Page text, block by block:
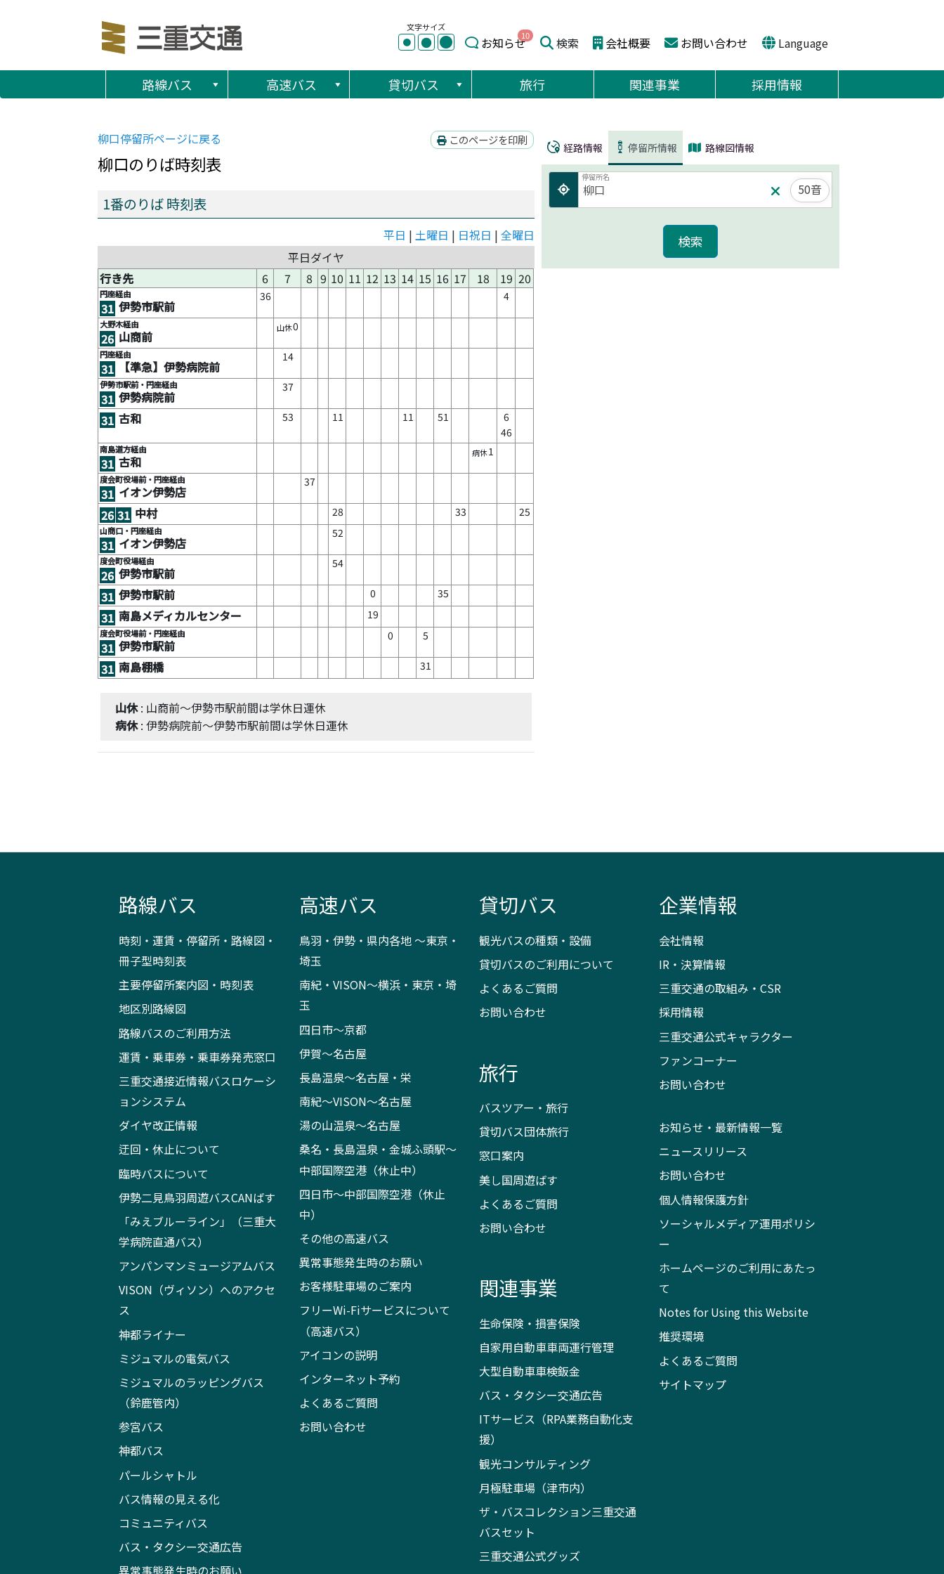
文字サイズ
● ● ● お知らせ10 検索 会社概要 お問い合わせ Language
路線バス 高速バス 貸切バス 旅行 関連事業 採用情報
このページを印刷
柳口停留所ページに戻る
柳口のりば時刻表
1番のりば 時刻表
平日 | 土曜日 | 日祝日 | 全曜日
平日ダイヤ
行き先
6 7 8 9 10 11 12 13 14 15 16 17 18 19 20
円座経由
31 伊勢市駅前
36 4
大野木経由
26 山商前
山休0
円座経由
31 【準急】伊勢病院前
14
伊勢市駅前・円座経由
31 伊勢病院前
37
31 古和 53 11 11 51
6
46
南島道方経由
31 古和
病休1
度会町役場前・円座経由
31 イオン伊勢店
37
26 31 中村 28 33 25
山商口・円座経由
31 イオン伊勢店
52
度会町役場経由
26 伊勢市駅前
54
31 伊勢市駅前 0 35
31 南島メディカルセンター 19
度会町役場前・円座経由
31 伊勢市駅前
0 5
31 南島棚橋 31
山休: 山商前～伊勢市駅前間は学休日運休
病休: 伊勢病院前～伊勢市駅前間は学休日運休
経路情報 停留所情報 路線図情報
停留所名
50音
路線バス
時刻・運賃・停留所・路線図・
冊子型時刻表
主要停留所案内図・時刻表
地区別路線図
路線バスのご利用方法
運賃・乗車券・乗車券発売窓口
三重交通接近情報バスロケーシ
ョンシステム
ダイヤ改正情報
迂回・休止について
臨時バスについて
伊勢二見鳥羽周遊バスCANばす
「みえブルーライン」（三重大
学病院直通バス）
アンパンマンミュージアムバス
VISON（ヴィソン）へのアクセ
ス
神都ライナー
ミジュマルの電気バス
ミジュマルのラッピングバス
（鈴鹿管内）
参宮バス
神都バス
パールシャトル
バス情報の見える化
コミュニティバス
バス・タクシー交通広告
高速バス
鳥羽・伊勢・県内各地 ～東京・
埼玉
南紀・VISON～横浜・東京・埼
玉
四日市～京都
伊賀～名古屋
長島温泉～名古屋・栄
南紀～VISON～名古屋
湯の山温泉～名古屋
桑名・長島温泉・金城ふ頭駅～
中部国際空港（休止中）
四日市～中部国際空港（休止
中）
その他の高速バス
異常事態発生時のお願い
お客様駐車場のご案内
フリーWi-Fiサービスについて
（高速バス）
アイコンの説明
インターネット予約
よくあるご質問
お問い合わせ
貸切バス
観光バスの種類・設備
貸切バスのご利用について
よくあるご質問
お問い合わせ
旅行
バスツアー・旅行
貸切バス団体旅行
窓口案内
美し国周遊ばす
よくあるご質問
お問い合わせ
関連事業
生命保険・損害保険
自家用自動車車両運行管理
大型自動車車検鈑金
バス・タクシー交通広告
ITサービス（RPA業務自動化支
援）
観光コンサルティング
月極駐車場（津市内）
ザ・バスコレクション三重交通
バスセット
三重交通公式グッズ
企業情報
会社情報
IR・決算情報
三重交通の取組み・CSR
採用情報
三重交通公式キャラクター
ファンコーナー
お問い合わせ
お知らせ・最新情報一覧
ニュースリリース
お問い合わせ
個人情報保護方針
ソーシャルメディア運用ポリシ
ー
ホームページのご利用にあたっ
て
Notes for Using this Website
推奨環境
よくあるご質問
サイトマップ